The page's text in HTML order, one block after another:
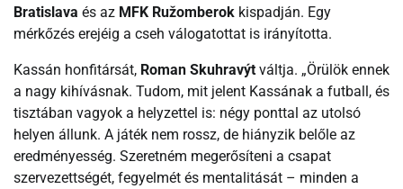
Bratislava és az MFK Ružomberok kispadján. Egy
mérkőzés erejéig a cseh válogatottat is irányította.
Kassán honfitársát, Roman Skuhravýt váltja. „Örülök ennek
a nagy kihívásnak. Tudom, mit jelent Kassának a futball, és
tisztában vagyok a helyzettel is: négy ponttal az utolsó
helyen állunk. A játék nem rossz, de hiányzik belőle az
eredményesség. Szeretném megerősíteni a csapat
szervezettségét, fegyelmét és mentalitását – minden a